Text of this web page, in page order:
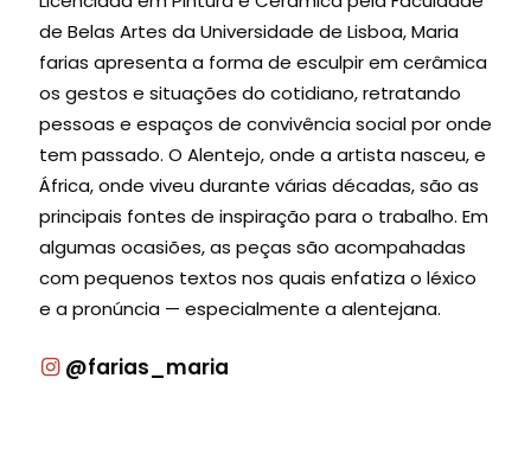
de Belas Artes da Universidade de Lisboa, Maria
farias apresenta a forma de esculpir em cerâmica
os gestos e situações do cotidiano, retratando
pessoas e espaços de convivência social por onde
tem passado. O Alentejo, onde a artista nasceu, e
África, onde viveu durante várias décadas, são as
principais fontes de inspiração para o trabalho. Em
algumas ocasiões, as peças são acompahadas
com pequenos textos nos quais enfatiza o léxico
e a pronúncia — especialmente a alentejana.
@farias_maria